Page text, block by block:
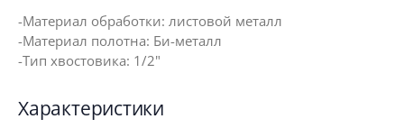
-Материал обработки: листовой металл
-Материал полотна: Би-металл
-Тип хвостовика: 1/2"
Характеристики